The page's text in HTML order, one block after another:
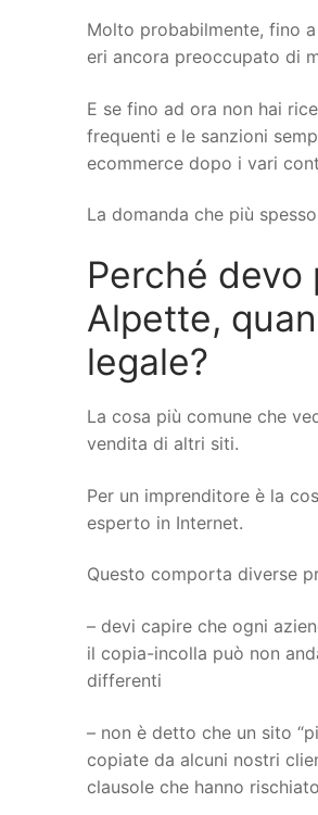
Molto probabilmente, fino
eri ancora preoccupato di
E se fino ad ora non hai
frequenti e le sanzioni
ecommerce dopo i vari
La domanda che più
Perché devo
Alpette,
legale?
La cosa più comune che
vendita di altri siti.
Per un imprenditore è la
esperto in Internet.
Questo comporta diverse
– devi capire che ogni
il copia-incolla può non
differenti
– non è detto che un sito
copiate da alcuni nostri
clausole che hanno